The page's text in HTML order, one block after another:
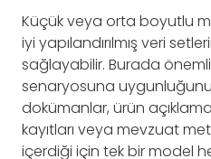
Küçük veya orta boyutlu
iyi yapılandırılmış veri
sağlayabilir. Burada
senaryosuna
dokümanlar, ürün
kayıtları veya mevzuat
içerdiği için tek bir model